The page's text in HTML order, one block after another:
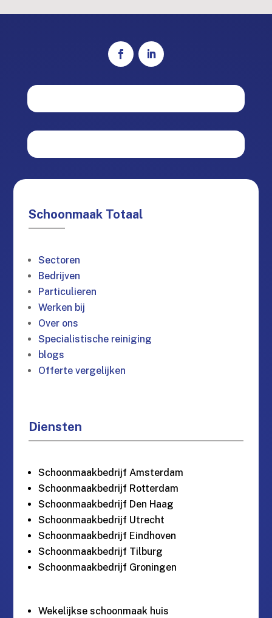
Schoonmaak Totaal
Sectoren
Bedrijven
Particulieren
Werken bij
Over ons
Specialistische reiniging
blogs
Offerte vergelijken
Diensten
Schoonmaakbedrijf Amsterdam
Schoonmaakbedrijf Rotterdam
Schoonmaakbedrijf Den Haag
Schoonmaakbedrijf Utrecht
Schoonmaakbedrijf Eindhoven
Schoonmaakbedrijf Tilburg
Schoonmaakbedrijf Groningen
Wekelijkse schoonmaak huis